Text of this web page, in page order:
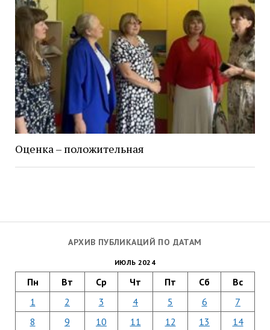
АРХИВ ПУБЛИКАЦИЙ ПО ДАТАМ
ИЮЛЬ 2024
Пн Вт Ср Чт Пт Сб Вс
1 2 3 4 5 6
7
8
9 10 11 12 13
14
Оценка – положительная